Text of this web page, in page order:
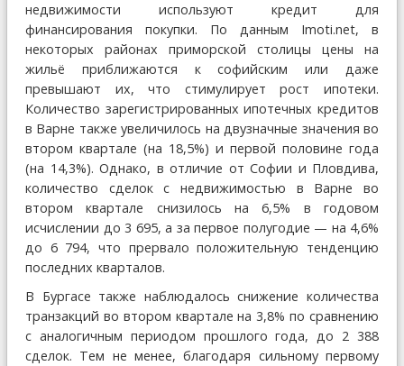
недвижимости используют кредит для
финансирования покупки. По данным Imoti.net, в
некоторых районах приморской столицы цены на
жильё приближаются к софийским или даже
превышают их, что стимулирует рост ипотеки.
Количество зарегистрированных ипотечных кредитов
в Варне также увеличилось на двузначные значения во
втором квартале (на 18,5%) и первой половине года
(на 14,3%). Однако, в отличие от Софии и Пловдива,
количество сделок с недвижимостью в Варне во
втором квартале снизилось на 6,5% в годовом
исчислении до 3 695, а за первое полугодие — на 4,6%
до 6 794, что прервало положительную тенденцию
последних кварталов.
В Бургасе также наблюдалось снижение количества
транзакций во втором квартале на 3,8% по сравнению
с аналогичным периодом прошлого года, до 2 388
сделок. Тем не менее, благодаря сильному первому